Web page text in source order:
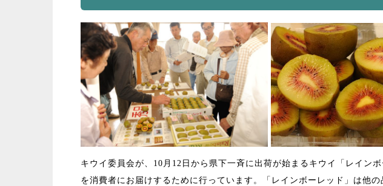
キウイ委員会が、10月12日から県下一斉に出荷が始まるキウイ「レイン
を消費者にお届けするために行っています。「レインボーレッド」は他